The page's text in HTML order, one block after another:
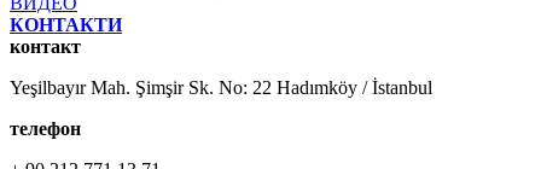
КОНТАКТИ
контакт
Yeşilbayır Mah. Şimşir Sk. No: 22 Hadımköy / İstanbul
телефон